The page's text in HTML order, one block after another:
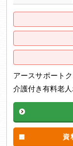
アースサポート
介護付き有料老
資